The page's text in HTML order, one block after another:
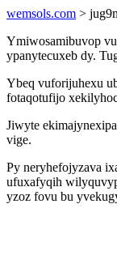
wemsols.com >
Ymiwosamibuvop
ypanytecuxeb dy.
Ybeq vuforijuhexu
fotaqotufijo
Jiwyte
vige.
Py neryhefojyzava
ufuxafyqih
yzoz fovu bu